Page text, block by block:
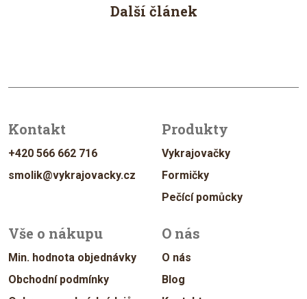
Další článek
Kontakt
+420 566 662 716
smolik@vykrajovacky.cz
Produkty
Vykrajovačky
Formičky
Pečící pomůcky
Vše o nákupu
Min. hodnota objednávky
Obchodní podmínky
O nás
O nás
Blog